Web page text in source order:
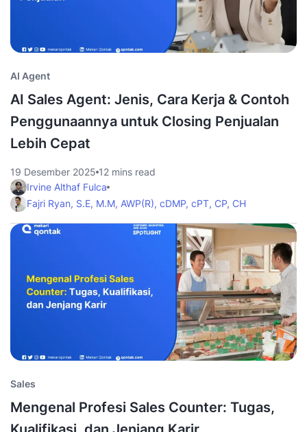
AI Agent
AI Sales Agent: Jenis, Cara Kerja & Contoh
Penggunaannya untuk Closing Penjualan
Lebih Cepat
19 Desember 2025 12 mins read
Irvine Althaf Fulca
Fajri Ryan, S.E, M.M, AWP(R), cDMP, cPT, CP, CH
Sales
Mengenal Profesi Sales Counter: Tugas,